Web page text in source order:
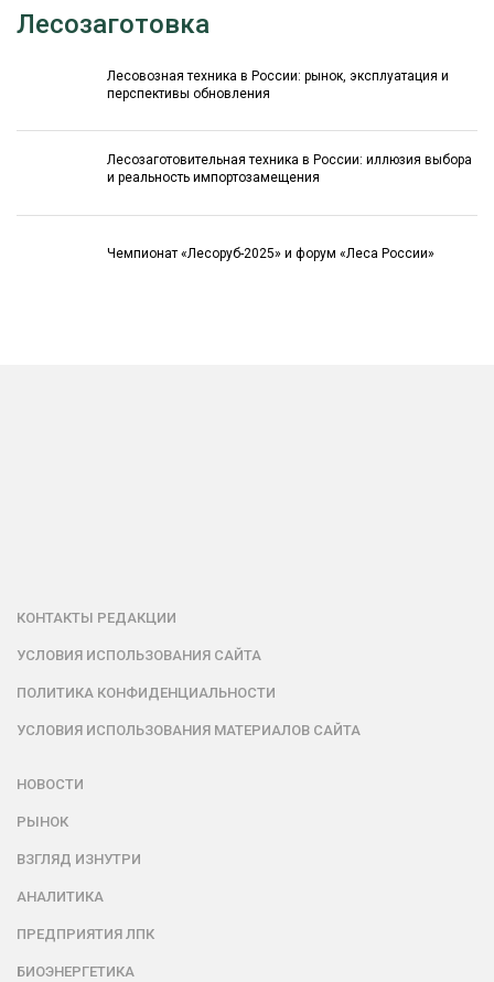
Лесозаготовка
Лесовозная техника в России: рынок, эксплуатация и
перспективы обновления
Лесозаготовительная техника в России: иллюзия выбора
и реальность импортозамещения
Чемпионат «Лесоруб-2025» и форум «Леса России»
КОНТАКТЫ РЕДАКЦИИ
УСЛОВИЯ ИСПОЛЬЗОВАНИЯ САЙТА
ПОЛИТИКА КОНФИДЕНЦИАЛЬНОСТИ
УСЛОВИЯ ИСПОЛЬЗОВАНИЯ МАТЕРИАЛОВ САЙТА
НОВОСТИ
РЫНОК
ВЗГЛЯД ИЗНУТРИ
АНАЛИТИКА
ПРЕДПРИЯТИЯ ЛПК
БИОЭНЕРГЕТИКА